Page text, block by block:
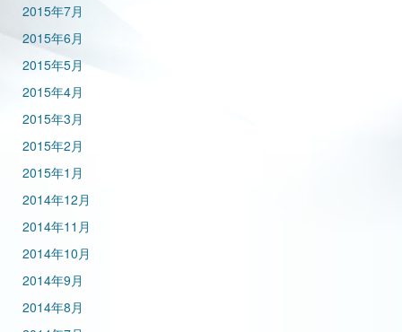
2015年7月
2015年6月
2015年5月
2015年4月
2015年3月
2015年2月
2015年1月
2014年12月
2014年11月
2014年10月
2014年9月
2014年8月